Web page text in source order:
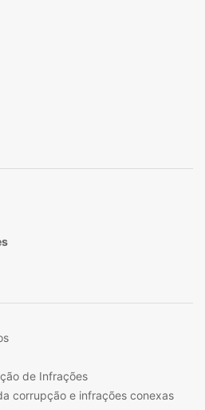
de Infrações
corrupção e infrações conexas